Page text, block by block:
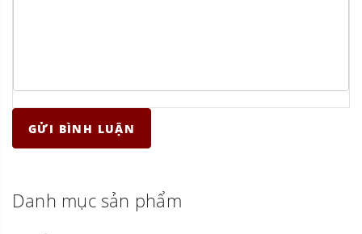
GỬI BÌNH LUẬN
Danh mục sản phẩm